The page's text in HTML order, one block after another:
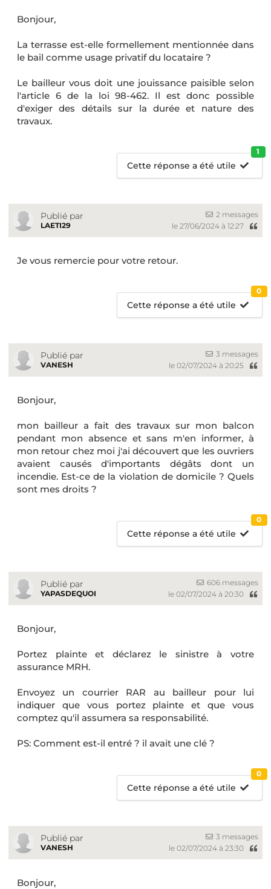
Bonjour,
La terrasse est-elle formellement mentionnée dans
le bail comme usage privatif du locataire ?
Le bailleur vous doit une jouissance paisible selon
l'article 6 de la loi 98-462. Il est donc possible
d'exiger des détails sur la durée et nature des
travaux.
Cette réponse a été utile
1
Publié par
LAETI29
2 messages
le 27/06/2024 à 12:27
Je vous remercie pour votre retour.
Cette réponse a été utile
0
Publié par
VANESH
3 messages
le 02/07/2024 à 20:25
Bonjour,
mon bailleur a fait des travaux sur mon balcon
pendant mon absence et sans m'en informer, à
mon retour chez moi j'ai découvert que les ouvriers
avaient causés d'importants dégâts dont un
incendie. Est-ce de la violation de domicile ? Quels
sont mes droits ?
Cette réponse a été utile
0
Publié par
YAPASDEQUOI
606 messages
le 02/07/2024 à 20:30
Bonjour,
Portez plainte et déclarez le sinistre à votre
assurance MRH.
Envoyez un courrier RAR au bailleur pour lui
indiquer que vous portez plainte et que vous
comptez qu'il assumera sa responsabilité.
PS: Comment est-il entré ? il avait une clé ?
Cette réponse a été utile
0
Publié par
VANESH
3 messages
le 02/07/2024 à 23:30
Bonjour,